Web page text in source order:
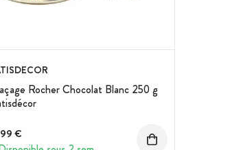
Rocher Chocolat Blanc 250 g
€